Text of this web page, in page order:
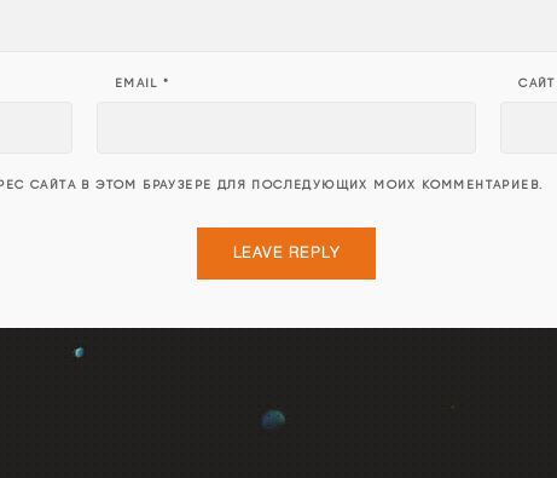
EMAIL* САЙТ
САЙТА В ЭТОМ БРАУЗЕРЕ ДЛЯ ПОСЛЕДУЮЩИХ МОИХ КОММЕНТАРИЕВ.